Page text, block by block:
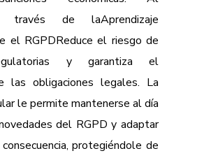
a través de laAprendizaje
el RGPDReduce el riesgo de
y garantiza el
las obligaciones legales. La
le permite mantenerse al día
del RGPD y adaptar
protegiéndole de